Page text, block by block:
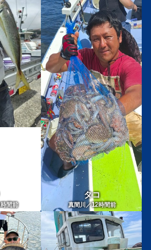
時間前
タコ
真間川／12時間前